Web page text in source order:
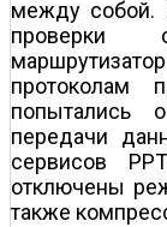
между собой.
проверки
попытались
передачи
сервисов
отключены
также